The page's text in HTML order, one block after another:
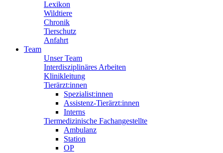
Lexikon
Wildtiere
Chronik
Tierschutz
Anfahrt
Team
Unser Team
Interdisziplinäres Arbeiten
Klinikleitung
Tierärzt:innen
Spezialist:innen
Assistenz-Tierärzt:innen
Interns
Tiermedizinische Fachangestellte
Ambulanz
Station
OP